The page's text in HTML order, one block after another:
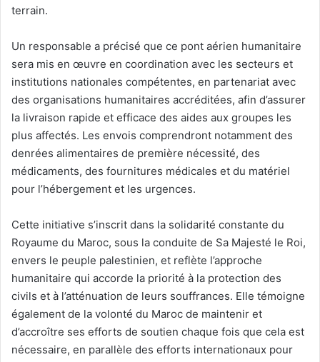
terrain.
Un responsable a précisé que ce pont aérien humanitaire
sera mis en œuvre en coordination avec les secteurs et
institutions nationales compétentes, en partenariat avec
des organisations humanitaires accréditées, afin d’assurer
la livraison rapide et efficace des aides aux groupes les
plus affectés. Les envois comprendront notamment des
denrées alimentaires de première nécessité, des
médicaments, des fournitures médicales et du matériel
pour l’hébergement et les urgences.
Cette initiative s’inscrit dans la solidarité constante du
Royaume du Maroc, sous la conduite de Sa Majesté le Roi,
envers le peuple palestinien, et reflète l’approche
humanitaire qui accorde la priorité à la protection des
civils et à l’atténuation de leurs souffrances. Elle témoigne
également de la volonté du Maroc de maintenir et
d’accroître ses efforts de soutien chaque fois que cela est
nécessaire, en parallèle des efforts internationaux pour